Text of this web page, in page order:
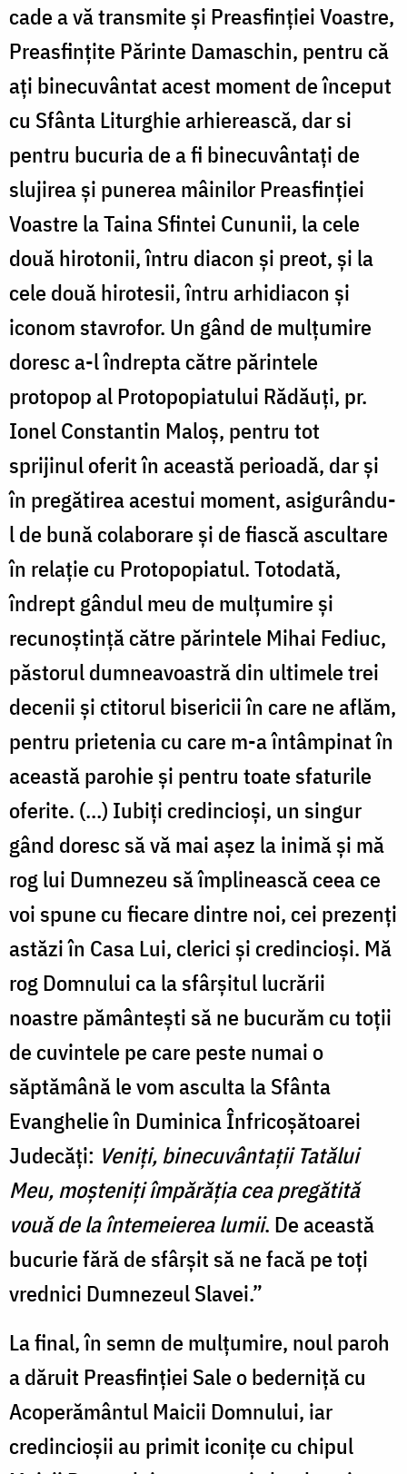
cade a vă transmite și Preasfinției Voastre,
Preasfințite Părinte Damaschin, pentru că
ați binecuvântat acest moment de început
cu Sfânta Liturghie arhierească, dar si
pentru bucuria de a fi binecuvântați de
slujirea și punerea mâinilor Preasfinției
Voastre la Taina Sfintei Cununii, la cele
două hirotonii, întru diacon și preot, și la
cele două hirotesii, întru arhidiacon și
iconom stavrofor. Un gând de mulțumire
doresc a-l îndrepta către părintele
protopop al Protopopiatului Rădăuți, pr.
Ionel Constantin Maloș, pentru tot
sprijinul oferit în această perioadă, dar și
în pregătirea acestui moment, asigurându-
l de bună colaborare și de fiască ascultare
în relație cu Protopopiatul. Totodată,
îndrept gândul meu de mulțumire și
recunoștință către părintele Mihai Fediuc,
păstorul dumneavoastră din ultimele trei
decenii și ctitorul bisericii în care ne aflăm,
pentru prietenia cu care m-a întâmpinat în
această parohie și pentru toate sfaturile
oferite. (…) Iubiți credincioși, un singur
gând doresc să vă mai așez la inimă și mă
rog lui Dumnezeu să împlinească ceea ce
voi spune cu fiecare dintre noi, cei prezenți
astăzi în Casa Lui, clerici și credincioși. Mă
rog Domnului ca la sfârșitul lucrării
noastre pământești să ne bucurăm cu toții
de cuvintele pe care peste numai o
săptămână le vom asculta la Sfânta
Evanghelie în Duminica Înfricoșătoarei
Judecăți: Veniți, binecuvântații Tatălui
Meu, moșteniți împărăția cea pregătită
vouă de la întemeierea lumii. De această
bucurie fără de sfârșit să ne facă pe toți
vrednici Dumnezeul Slavei.”
La final, în semn de mulțumire, noul paroh
a dăruit Preasfinției Sale o bederniță cu
Acoperământul Maicii Domnului, iar
credincioșii au primit iconițe cu chipul